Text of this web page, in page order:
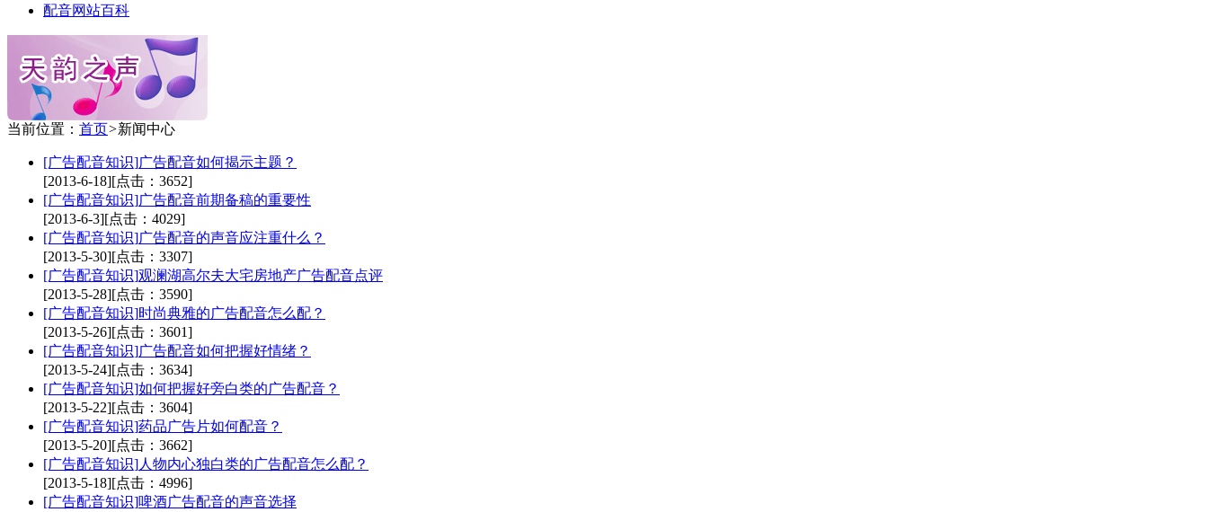
配音网站百科
当前位置： 首页>新闻中心
[广告配音知识]广告配音如何揭示主题？
[2013-6-18][点击：3652]
[广告配音知识]广告配音前期备稿的重要性
[2013-6-3][点击：4029]
[广告配音知识]广告配音的声音应注重什么？
[2013-5-30][点击：3307]
[广告配音知识]观澜湖高尔夫大宅房地产广告配音点评
[2013-5-28][点击：3590]
[广告配音知识]时尚典雅的广告配音怎么配？
[2013-5-26][点击：3601]
[广告配音知识]广告配音如何把握好情绪？
[2013-5-24][点击：3634]
[广告配音知识]如何把握好旁白类的广告配音？
[2013-5-22][点击：3604]
[广告配音知识]药品广告片如何配音？
[2013-5-20][点击：3662]
[广告配音知识]人物内心独白类的广告配音怎么配？
[2013-5-18][点击：4996]
[广告配音知识]啤酒广告配音的声音选择